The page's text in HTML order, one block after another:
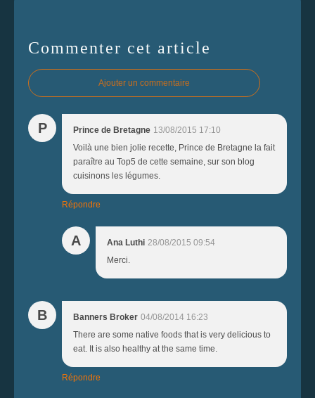
Commenter cet article
Ajouter un commentaire
P Prince de Bretagne 13/08/2015 17:10
Voilà une bien jolie recette, Prince de Bretagne la fait
paraître au Top5 de cette semaine, sur son blog
cuisinons les légumes.
Répondre
A Ana Luthi 28/08/2015 09:54
Merci.
B Banners Broker 04/08/2014 16:23
There are some native foods that is very delicious to
eat. It is also healthy at the same time.
Répondre